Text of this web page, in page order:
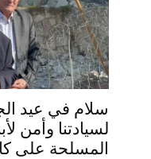
سلام في عيد
لسيادتنا وأمن
المسلحة على